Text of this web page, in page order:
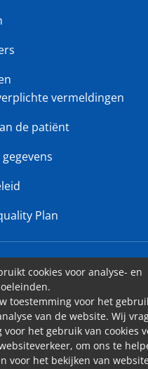
vermeldingen
de patiënt
Plan
• Lenniksebaan 808 - 1070
cookies voor analyse- en
toestemming voor het
van de website. Wij
voor het gebruik van cookies
om ons te
voor het bekijken van